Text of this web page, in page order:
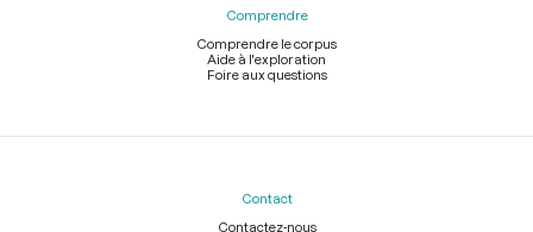
Comprendre
Comprendre le corpus
Aide à l'exploration
Foire aux questions
Contact
Contactez-nous